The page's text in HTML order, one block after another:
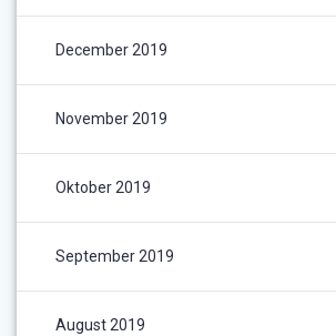
December 2019
November 2019
Oktober 2019
September 2019
August 2019